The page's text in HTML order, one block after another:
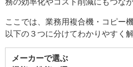
ここでは、業務用複合機・コピー
以下の３つに分けてわかりやすく
メーカーで選ぶ